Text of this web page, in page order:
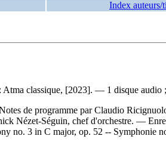
Index auteurs/
classique, [2023]. — 1 disque audio
de programme par Claudio
Nézet-Séguin, chef d'orchestre. —
no. 3 in C major, op. 52 --